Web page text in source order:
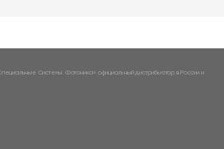
функцию. Именно в соответствии с выполняемой
Системы. Фотоника» официальный дистрибьютор в России и